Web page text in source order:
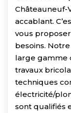
Châteauneuf-
accablant.
vous
besoins.
large gamme
travaux
techniques
électricité/
sont qualifiés